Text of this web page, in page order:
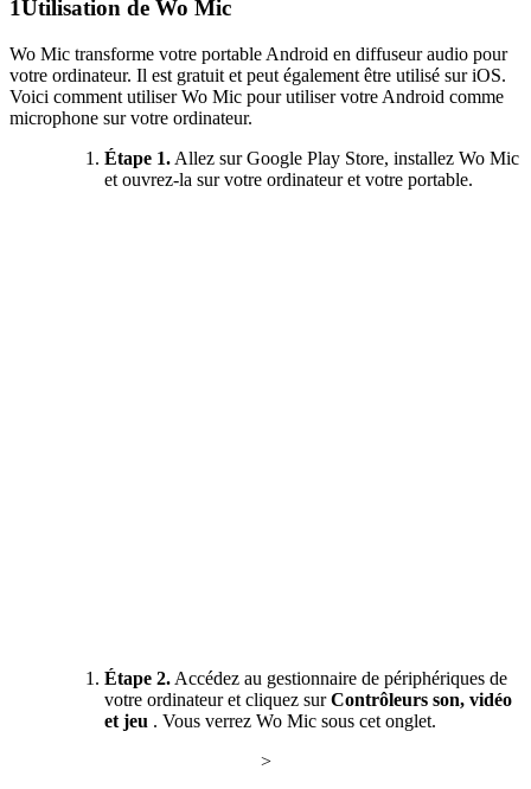
1Utilisation de Wo Mic
Wo Mic transforme votre portable Android en diffuseur audio pour
votre ordinateur. Il est gratuit et peut également être utilisé sur iOS.
Voici comment utiliser Wo Mic pour utiliser votre Android comme
microphone sur votre ordinateur.
Étape 1. Allez sur Google Play Store, installez Wo Mic
et ouvrez-la sur votre ordinateur et votre portable.
Étape 2. Accédez au gestionnaire de périphériques de
votre ordinateur et cliquez surContrôleurs son, vidéo
et jeu . Vous verrez Wo Mic sous cet onglet.
>